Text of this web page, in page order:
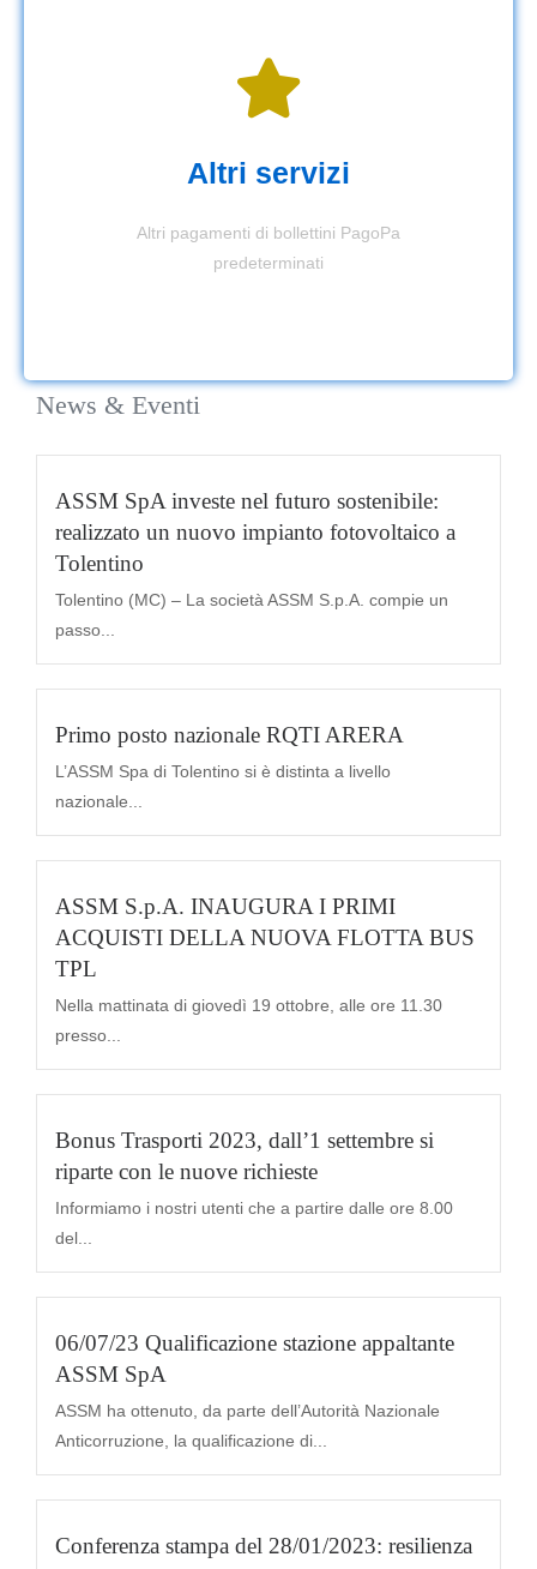
Altri servizi
Altri pagamenti di bollettini PagoPa
predeterminati
News & Eventi
ASSM SpA investe nel futuro sostenibile:
realizzato un nuovo impianto fotovoltaico a
Tolentino
Tolentino (MC) – La società ASSM S.p.A. compie un
passo...
Primo posto nazionale RQTI ARERA
L’ASSM Spa di Tolentino si è distinta a livello
nazionale...
ASSM S.p.A. INAUGURA I PRIMI
ACQUISTI DELLA NUOVA FLOTTA BUS
TPL
Nella mattinata di giovedì 19 ottobre, alle ore 11.30
presso...
Bonus Trasporti 2023, dall’1 settembre si
riparte con le nuove richieste
Informiamo i nostri utenti che a partire dalle ore 8.00
del...
06/07/23 Qualificazione stazione appaltante
ASSM SpA
ASSM ha ottenuto, da parte dell’Autorità Nazionale
Anticorruzione, la qualificazione di...
Conferenza stampa del 28/01/2023: resilienza